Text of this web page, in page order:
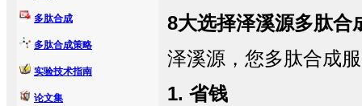
多肽合成
多肽合成策略
实验技术指南
论文集
8大选择泽溪源多肽合
泽溪源，您多肽合成
1. 省钱